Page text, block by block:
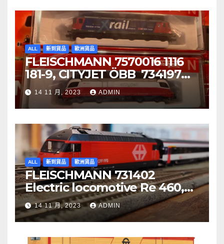
ALL 新到貨品 歐洲貨品
FLEISCHMANN 7570016 1116
181-9, CITYJET ÖBB 734197
Re 620 088-5, SBB Cargo
14 11 月, 2023 ADMIN
ALL 新到貨品 歐洲貨品
FLEISCHMANN 731402
Electric locomotive Re 460,
SBB
14 11 月, 2023 ADMIN